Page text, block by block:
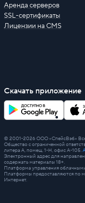
Аренда серверов
SSL-сертификаты
Лицензии на CMS
Скачать приложение
© 2001-2026 ООО «СпейсВэб»
Общество с ограниченной
литера А, помещ. 1-Н, офис А-105.
Электронный адрес для
содержать материалы 18+.
Платформа управления
Платформы предоставляются по
Интернет.